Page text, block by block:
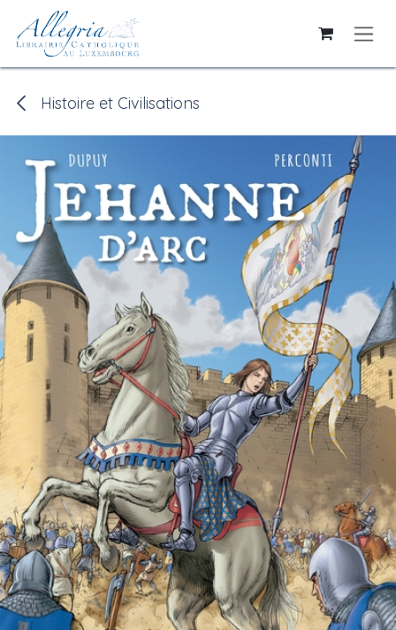
Se rendre au contenu
Histoire et Civilisations